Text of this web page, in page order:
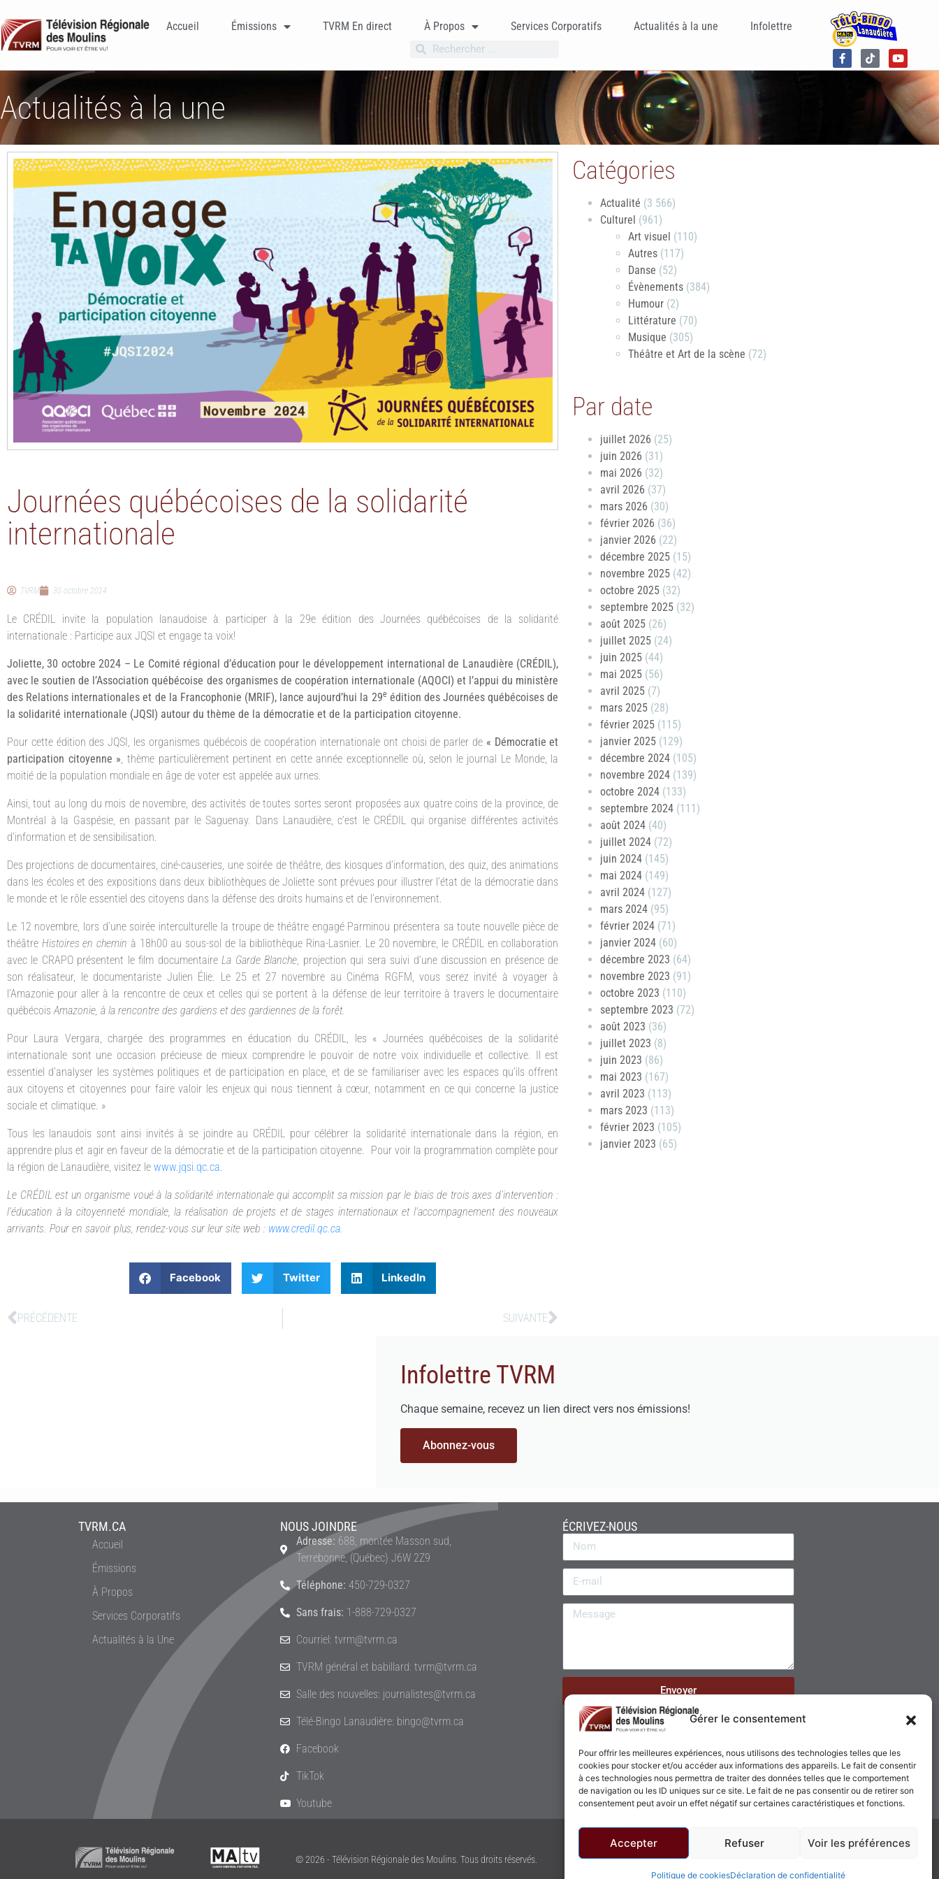
Gérer le consentement
Pour offrir les meilleures expériences, nous utilisons des technologies telles que les
cookies pour stocker et/ou accéder aux informations des appareils. Le fait de consentir
à ces technologies nous permettra de traiter des données telles que le comportement
de navigation ou les ID uniques sur ce site. Le fait de ne pas consentir ou de retirer son
consentement peut avoir un effet négatif sur certaines caractéristiques et fonctions.
Accepter Refuser Voir les préférences
Politique de cookiesDéclaration de confidentialité
Accueil Émissions TVRM En direct À Propos Services Corporatifs Actualités à la une Infolettre
Actualités à la une
Journées québécoises de la solidarité
internationale
TVRM 30 octobre 2024
Le CRÉDIL invite la population lanaudoise à participer à la 29e édition des Journées québécoises de la solidarité
internationale : Participe aux JQSI et engage ta voix!
Joliette, 30 octobre 2024 – Le Comité régional d’éducation pour le développement international de Lanaudière (CRÉDIL),
avec le soutien de l’Association québécoise des organismes de coopération internationale (AQOCI) et l’appui du ministère
des Relations internationales et de la Francophonie (MRIF), lance aujourd’hui la 29eédition des Journées québécoises de
la solidarité internationale (JQSI) autour du thème de la démocratie et de la participation citoyenne.
Pour cette édition des JQSI, les organismes québécois de coopération internationale ont choisi de parler de « Démocratie et
participation citoyenne » , thème particulièrement pertinent en cette année exceptionnelle où, selon le journal Le Monde, la
moitié de la population mondiale en âge de voter est appelée aux urnes.
Ainsi, tout au long du mois de novembre, des activités de toutes sortes seront proposées aux quatre coins de la province, de
Montréal à la Gaspésie, en passant par le Saguenay. Dans Lanaudière, c’est le CRÉDIL qui organise différentes activités
d’information et de sensibilisation.
Des projections de documentaires, ciné-causeries, une soirée de théâtre, des kiosques d’information, des quiz, des animations
dans les écoles et des expositions dans deux bibliothèques de Joliette sont prévues pour illustrer l’état de la démocratie dans
le monde et le rôle essentiel des citoyens dans la défense des droits humains et de l’environnement.
Le 12 novembre, lors d’une soirée interculturelle la troupe de théâtre engagé Parminou présentera sa toute nouvelle pièce de
théâtre Histoires en chemin à 18h00 au sous-sol de la bibliothèque Rina-Lasnier. Le 20 novembre, le CRÉDIL en collaboration
avec le CRAPO présentent le film documentaireLa Garde Blanche , projection qui sera suivi d’une discussion en présence de
son réalisateur, le documentariste Julien Élie. Le 25 et 27 novembre au Cinéma RGFM, vous serez invité à voyager à
l’Amazonie pour aller à la rencontre de ceux et celles qui se portent à la défense de leur territoire à travers le documentaire
québécois Amazonie, à la rencontre des gardiens et des gardiennes de la forêt.
Pour Laura Vergara, chargée des programmes en éducation du CRÉDIL, les « Journées québécoises de la solidarité
internationale sont une occasion précieuse de mieux comprendre le pouvoir de notre voix individuelle et collective. Il est
essentiel d’analyser les systèmes politiques et de participation en place, et de se familiariser avec les espaces qu’ils offrent
aux citoyens et citoyennes pour faire valoir les enjeux qui nous tiennent à cœur, notamment en ce qui concerne la justice
sociale et climatique. »
Tous les lanaudois sont ainsi invités à se joindre au CRÉDIL pour célébrer la solidarité internationale dans la région, en
apprendre plus et agir en faveur de la démocratie et de la participation citoyenne. Pour voir la programmation complète pour
la région de Lanaudière, visitez le www.jqsi.qc.ca
Le CRÉDIL est un organisme voué à la solidarité internationale qui accomplit sa mission par le biais de trois axes d’intervention :
l’éducation à la citoyenneté mondiale, la réalisation de projets et de stages internationaux et l’accompagnement des nouveaux
arrivants. Pour en savoir plus, rendez-vous sur leur site web : www.credil.qc.ca.
Facebook Twitter LinkedIn
PRÉCÉDENTE SUIVANTE
Catégories
Actualité (3 566)
Culturel (961)
Art visuel (110)
Autres (117)
Danse (52)
Évènements (384)
Humour (2)
Littérature (70)
Musique (305)
Théâtre et Art de la scène (72)
Par date
juillet 2026 (25)
juin 2026 (31)
mai 2026 (32)
avril 2026 (37)
mars 2026 (30)
février 2026 (36)
janvier 2026 (22)
décembre 2025 (15)
novembre 2025 (42)
octobre 2025 (32)
septembre 2025 (32)
août 2025 (26)
juillet 2025 (24)
juin 2025 (44)
mai 2025 (56)
avril 2025 (7)
mars 2025 (28)
février 2025 (115)
janvier 2025 (129)
décembre 2024 (105)
novembre 2024 (139)
octobre 2024 (133)
septembre 2024 (111)
août 2024 (40)
juillet 2024 (72)
juin 2024 (145)
mai 2024 (149)
avril 2024 (127)
mars 2024 (95)
février 2024 (71)
janvier 2024 (60)
décembre 2023 (64)
novembre 2023 (91)
octobre 2023 (110)
septembre 2023 (72)
août 2023 (36)
juillet 2023 (8)
juin 2023 (86)
mai 2023 (167)
avril 2023 (113)
mars 2023 (113)
février 2023 (105)
janvier 2023 (65)
Infolettre TVRM
Chaque semaine, recevez un lien direct vers nos émissions!
Abonnez-vous
TVRM.CA
Accueil
Émissions
À Propos
Services Corporatifs
Actualités à la Une
NOUS JOINDRE
Adresse: 688, montée Masson sud,
Terrebonne, (Québec) J6W 2Z9
Téléphone: 450-729-0327
Sans frais: 1-888-729-0327
Courriel: tvrm@tvrm.ca
TVRM général et babillard: tvrm@tvrm.ca
Salle des nouvelles: journalistes@tvrm.ca
Télé-Bingo Lanaudière: bingo@tvrm.ca
Facebook
TikTok
Youtube
ÉCRIVEZ-NOUS
Envoyer
© 2026 - Télévision Régionale des Moulins. Tous droits réservés.
Politique de confidentialité